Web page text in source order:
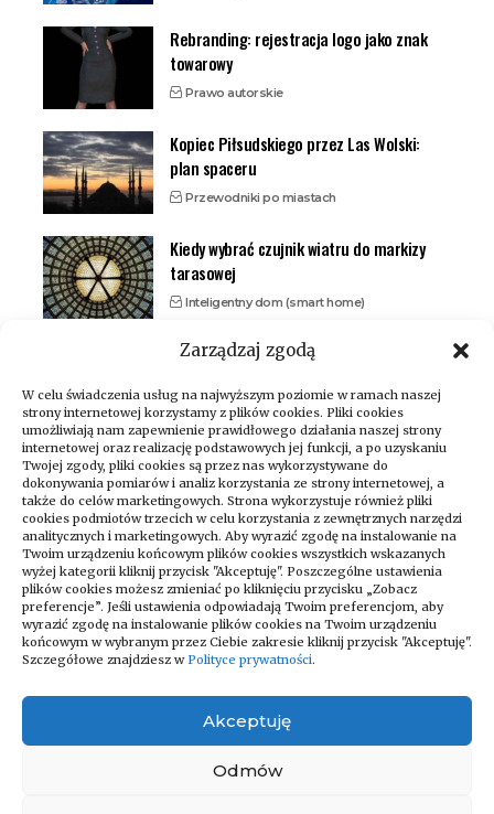
Zarządzaj zgodą
W celu świadczenia usług na najwyższym poziomie w ramach naszej
strony internetowej korzystamy z plików cookies. Pliki cookies
umożliwiają nam zapewnienie prawidłowego działania naszej strony
internetowej oraz realizację podstawowych jej funkcji, a po uzyskaniu
Twojej zgody, pliki cookies są przez nas wykorzystywane do
dokonywania pomiarów i analiz korzystania ze strony internetowej, a
także do celów marketingowych. Strona wykorzystuje również pliki
cookies podmiotów trzecich w celu korzystania z zewnętrznych narzędzi
analitycznych i marketingowych. Aby wyrazić zgodę na instalowanie na
Twoim urządzeniu końcowym plików cookies wszystkich wskazanych
wyżej kategorii kliknij przycisk "Akceptuję". Poszczególne ustawienia
plików cookies możesz zmieniać po kliknięciu przycisku „Zobacz
preferencje”. Jeśli ustawienia odpowiadają Twoim preferencjom, aby
wyrazić zgodę na instalowanie plików cookies na Twoim urządzeniu
końcowym w wybranym przez Ciebie zakresie kliknij przycisk "Akceptuję".
Szczegółowe znajdziesz w Polityce prywatności.
Akceptuję
Odmów
Rebranding: rejestracja logo jako znak
towarowy
Prawo autorskie
Kopiec Piłsudskiego przez Las Wolski:
plan spaceru
Przewodniki po miastach
Kiedy wybrać czujnik wiatru do markizy
tarasowej
Inteligentny dom (smart home)
Zapraszamy do odwiedzania naszego
bloga, który codziennie dostarcza
najświeższe newsy na różne tematy!
Niezależnie od tego, czy interesujesz się
podróżami – znajdziesz u nas coś dla
siebie. Regularnie publikujemy artykuły
pełne ciekawostek, porad i analiz
bieżących wydarzeń z całego świata.